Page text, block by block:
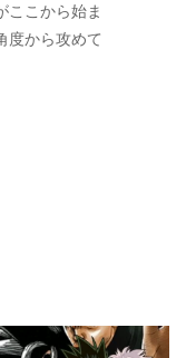
ここから始ま
度から攻めて